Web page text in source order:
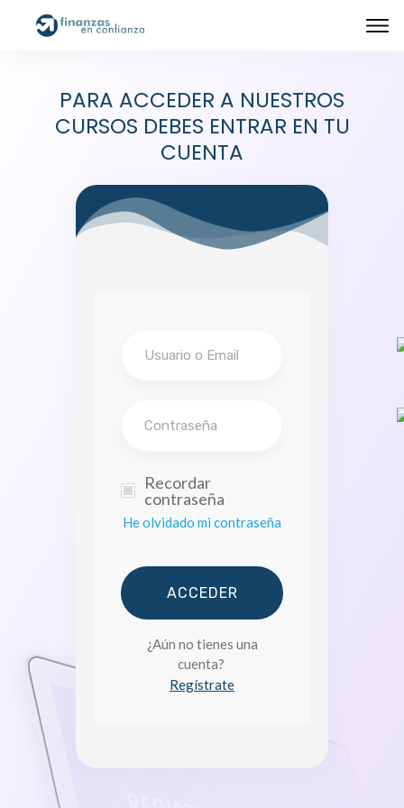
PARA ACCEDER A NUESTROS
CURSOS DEBES ENTRAR EN TU
CUENTA
Recordar
contraseña
He olvidado mi contraseña
ACCEDER
¿Aún no tienes una
cuenta?
Regístrate